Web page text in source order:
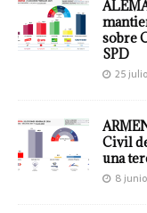
sobre
SPD
25
Civil
una
8